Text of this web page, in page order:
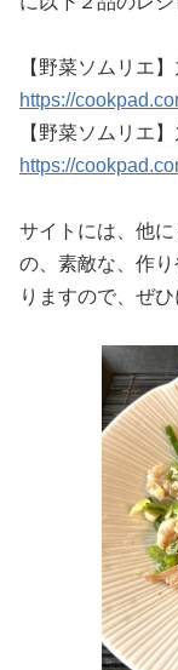
【野菜ソムリエ
https://
【野菜ソムリエ
https://
サイトには、他
の、素敵な、作
りますので、ぜ